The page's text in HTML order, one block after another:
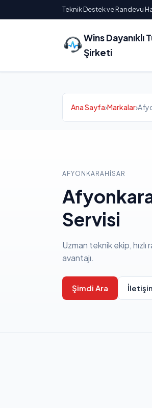
Teknik Destek ve Randevu
Wins
Şirketi
Ana Sayfa›Markalar›
AFYONKARAHISAR
Servisi
Uzman teknik ekip,
avantajı.
Şimdi Ara